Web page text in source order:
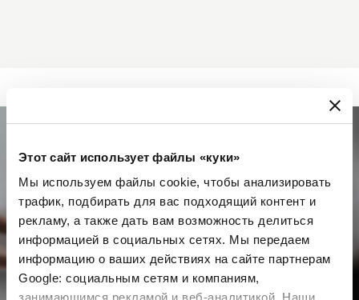
Этот сайт использует файлы «куки»
Мы используем файлы cookie, чтобы анализировать
трафик, подбирать для вас подходящий контент и
рекламу, а также дать вам возможность делиться
информацией в социальных сетях. Мы передаем
информацию о ваших действиях на сайте партнерам
Google: социальным сетям и компаниям,
занимающимся рекламой и веб-аналитикой. Наши